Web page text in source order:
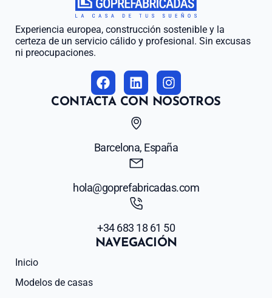
Experiencia europea, construcción sostenible y la
certeza de un servicio cálido y profesional. Sin excusas
ni preocupaciones.
CONTACTA CON NOSOTROS
Barcelona, España
hola@goprefabricadas.com
+34 683 18 61 50
NAVEGACIÓN
Inicio
Modelos de casas